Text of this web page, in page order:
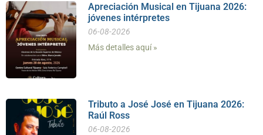
Apreciación Musical en Tijuana 2026:
jóvenes intérpretes
06-08-2026
Más detalles aquí »
Tributo a José José en Tijuana 2026:
Raúl Ross
06-08-2026